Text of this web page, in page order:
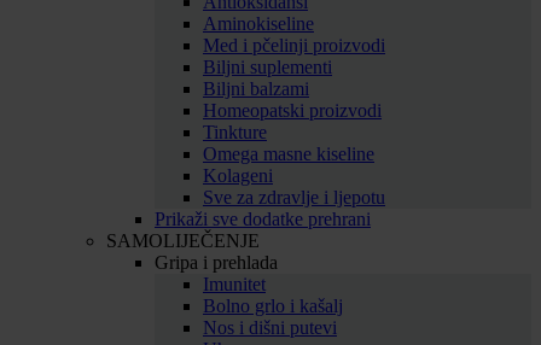
Aminokiseline
Med i pčelinji proizvodi
Biljni suplementi
Biljni balzami
Homeopatski proizvodi
Tinkture
Omega masne kiseline
Kolageni
Sve za zdravlje i ljepotu
Prikaži sve dodatke prehrani
SAMOLIJEČENJE
Gripa i prehlada
Imunitet
Bolno grlo i kašalj
Nos i dišni putevi